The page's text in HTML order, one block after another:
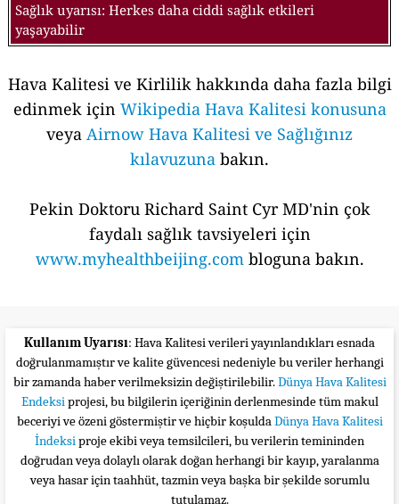
Sağlık uyarısı: Herkes daha ciddi sağlık etkileri
yaşayabilir
Hava Kalitesi ve Kirlilik hakkında daha fazla bilgi
edinmek için Wikipedia Hava Kalitesi konusuna
veya Airnow Hava Kalitesi ve Sağlığınız
kılavuzuna bakın.
Pekin Doktoru Richard Saint Cyr MD'nin çok
faydalı sağlık tavsiyeleri için
www.myhealthbeijing.combloguna bakın.
Kullanım Uyarısı: Hava Kalitesi verileri yayınlandıkları esnada
doğrulanmamıştır ve kalite güvencesi nedeniyle bu veriler herhangi
bir zamanda haber verilmeksizin değiştirilebilir.Dünya Hava Kalitesi
Endeksiprojesi, bu bilgilerin içeriğinin derlenmesinde tüm makul
beceriyi ve özeni göstermiştir ve hiçbir koşuldaDünya Hava Kalitesi
İndeksiproje ekibi veya temsilcileri, bu verilerin temininden
doğrudan veya dolaylı olarak doğan herhangi bir kayıp, yaralanma
veya hasar için taahhüt, tazmin veya başka bir şekilde sorumlu
tutulamaz.